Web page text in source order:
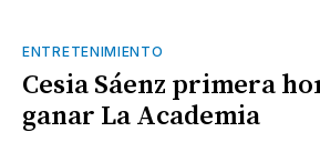
ENTRETENIMIENTO
Cesia Sáenz primera
ganar La Academia